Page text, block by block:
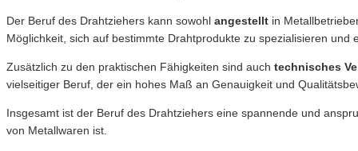
Der Beruf des Drahtziehers kann sowohl angestellt in
Möglichkeit, sich auf bestimmte Drahtprodukte zu spezialisieren und
Zusätzlich zu den praktischen Fähigkeiten sind auch technisches
vielseitiger Beruf, der ein hohes Maß an Genauigkeit und
Insgesamt ist der Beruf des Drahtziehers eine spannende und
von Metallwaren ist.